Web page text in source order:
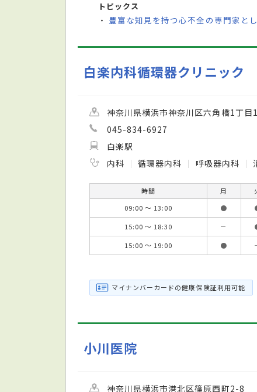
トピックス
・ 豊富な知見を持つ心不全の専門家と
白楽内科循環器クリニック
神奈川県横浜市神奈川区六角橋1丁
045-834-6927
白楽駅
内科
循環器内科 呼吸器内科
時間 月
09:00 ～ 13:00
●
15:00 ～ 18:30
－
15:00 ～ 19:00
●
マイナンバーカードの健康保険証利用可能
小川医院
神奈川県横浜市港北区篠原西町2-8